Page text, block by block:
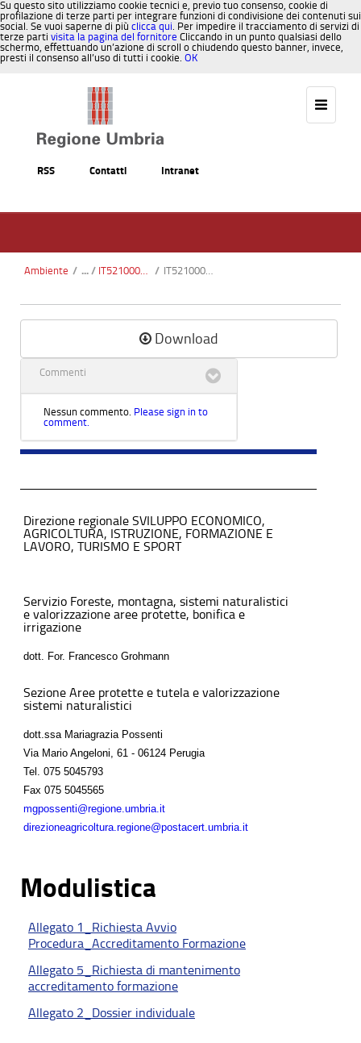
Su questo sito utilizziamo cookie tecnici e, previo tuo consenso, cookie di
profilazione di terze parti per integrare funzioni di condivisione dei contenuti sui
social. Se vuoi saperne di più clicca qui. Per impedire il tracciamento di servizi di
terze parti visita la pagina del fornitore Cliccando in un punto qualsiasi dello
schermo, effettuando un’azione di scroll o chiudendo questo banner, invece,
presti il consenso all’uso di tutti i cookie. OK
RSS Contatti Intranet
Ambiente / IT5210002 - Serre di Burano / IT5210002 Serre di Burano Perimetro ortofoto.pdf
Download
Commenti
Nessun commento. Please sign in to
comment.
Direzione regionale SVILUPPO ECONOMICO,
AGRICOLTURA, ISTRUZIONE, FORMAZIONE E
LAVORO, TURISMO E SPORT
Servizio Foreste, montagna, sistemi naturalistici
e valorizzazione aree protette, bonifica e
irrigazione
dott. For. Francesco Grohmann
Sezione Aree protette e tutela e valorizzazione
sistemi naturalistici
dott.ssa Mariagrazia Possenti
Via Mario Angeloni, 61 - 06124 Perugia
Tel. 075 5045793
Fax 075 5045565
mgpossenti@regione.umbria.it
direzioneagricoltura.regione@postacert.umbria.it
Modulistica
Allegato 1_Richiesta Avvio
Procedura_Accreditamento Formazione
Allegato 5_Richiesta di mantenimento
accreditamento formazione
Allegato 2_Dossier individuale